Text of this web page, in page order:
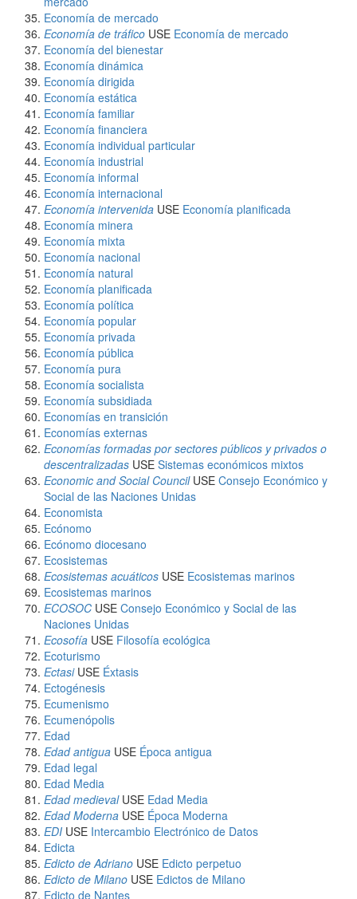
Economía de mercado
Economía de tráfico USE Economía de mercado
Economía del bienestar
Economía dinámica
Economía dirigida
Economía estática
Economía familiar
Economía financiera
Economía individual particular
Economía industrial
Economía informal
Economía internacional
Economía intervenida USE Economía planificada
Economía minera
Economía mixta
Economía nacional
Economía natural
Economía planificada
Economía política
Economía popular
Economía privada
Economía pública
Economía pura
Economía socialista
Economía subsidiada
Economías en transición
Economías externas
Economías formadas por sectores públicos y privados o
descentralizadas USE Sistemas económicos mixtos
Economic and Social CouncilUSE Consejo Económico y
Social de las Naciones Unidas
Economista
Ecónomo
Ecónomo diocesano
Ecosistemas
Ecosistemas acuáticos USE Ecosistemas marinos
Ecosistemas marinos
ECOSOC USE Consejo Económico y Social de las
Naciones Unidas
Ecosofía USE Filosofía ecológica
Ecoturismo
EctasiUSE Éxtasis
Ectogénesis
Ecumenismo
Ecumenópolis
Edad
Edad antigua USE Época antigua
Edad legal
Edad Media
Edad medievalUSE Edad Media
Edad Moderna USE Época Moderna
EDI USE Intercambio Electrónico de Datos
Edicta
Edicto de Adriano USE Edicto perpetuo
Edicto de Milano USE Edictos de Milano
Edicto de Nantes